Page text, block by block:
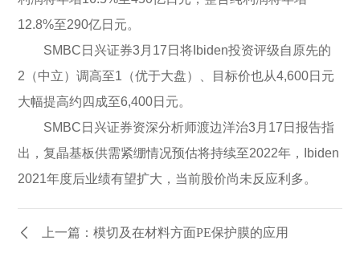
12.8%至290亿日元。
SMBC日兴证券3月17日将Ibiden投资评级自原先的
2（中立）调高至1（优于大盘）、目标价也从4,600日元
大幅提高约四成至6,400日元。
SMBC日兴证券资深分析师渡边洋治3月17日报告指
出，复晶基板供需紧绷情况预估将持续至2022年，Ibiden
2021年度后业绩有望扩大，当前股价尚未反应利多。
上一篇：模切及在材料方面PE保护膜的应用